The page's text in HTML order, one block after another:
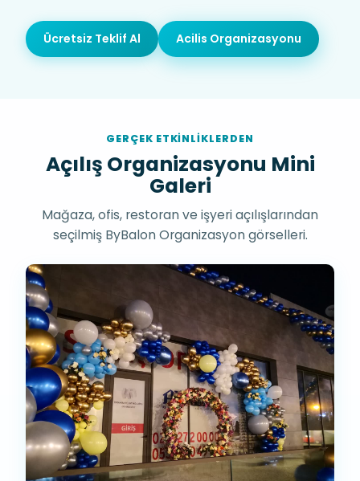
Ücretsiz Teklif Al Acilis Organizasyonu
GERÇEK ETKINLIKLERDEN
Açılış Organizasyonu Mini
Galeri
Mağaza, ofis, restoran ve işyeri açılışlarından
seçilmiş ByBalon Organizasyon görselleri.